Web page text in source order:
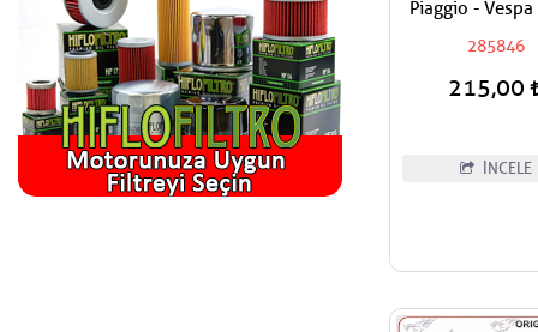
Piaggio -
300 - 350 - 400
Fiyatıdır
285846
215,00
İNCELE